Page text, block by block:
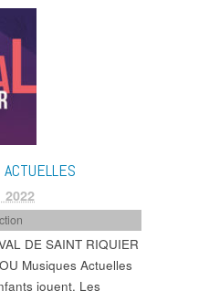
2022
DE SAINT RIQUIER
Musiques Actuelles
jouent. Les